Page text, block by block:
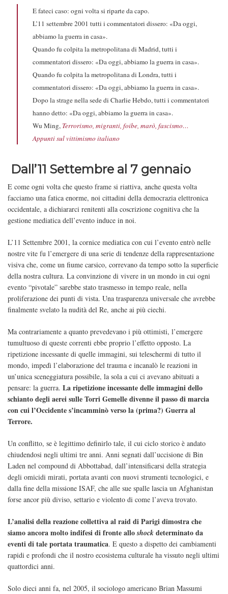
E fateci caso: ogni volta si riparte da capo.
L’11 settembre 2001 tutti i commentatori dissero: «Da oggi,
abbiamo la guerra in casa».
Quando fu colpita la metropolitana di Madrid, tutti i
commentatori dissero: «Da oggi, abbiamo la guerra in casa».
Quando fu colpita la metropolitana di Londra, tutti i
commentatori dissero: «Da oggi, abbiamo la guerra in casa».
Dopo la strage nella sede di Charlie Hebdo, tutti i commentatori
hanno detto: «Da oggi, abbiamo la guerra in casa».
Wu Ming, Terrorismo, migranti, foibe, marò, fascismo…
Appunti sul vittimismo italiano
Dall’11 Settembre al 7 gennaio
E come ogni volta che questo frame si riattiva, anche questa volta
facciamo una fatica enorme, noi cittadini della democrazia elettronica
occidentale, a dichiararci renitenti alla coscrizione cognitiva che la
gestione mediatica dell’evento induce in noi.
L’11 Settembre 2001, la cornice mediatica con cui l’evento entrò nelle
nostre vite fu l’emergere di una serie di tendenze della rappresentazione
visiva che, come un fiume carsico, correvano da tempo sotto la superficie
della nostra cultura. La convinzione di vivere in un mondo in cui ogni
evento “pivotale” sarebbe stato trasmesso in tempo reale, nella
proliferazione dei punti di vista. Una trasparenza universale che avrebbe
finalmente svelato la nudità del Re, anche ai più ciechi.
Ma contrariamente a quanto prevedevano i più ottimisti, l’emergere
tumultuoso di queste correnti ebbe proprio l’effetto opposto. La
ripetizione incessante di quelle immagini, sui teleschermi di tutto il
mondo, impedì l’elaborazione del trauma e incanalò le reazioni in
un’unica sceneggiatura possibile, la sola a cui ci avevano abituati a
pensare: la guerra. La ripetizione incessante delle immagini dello
schianto degli aerei sulle Torri Gemelle divenne il passo di marcia
con cui l’Occidente s’incamminò verso la (prima?) Guerra al
Terrore.
Un conflitto, se è legittimo definirlo tale, il cui ciclo storico è andato
chiudendosi negli ultimi tre anni. Anni segnati dall’uccisione di Bin
Laden nel compound di Abbottabad, dall’intensificarsi della strategia
degli omicidi mirati, portata avanti con nuovi strumenti tecnologici, e
dalla fine della missione ISAF, che alle sue spalle lascia un Afghanistan
forse ancor più diviso, settario e violento di come l’aveva trovato.
L’analisi della reazione collettiva al raid di Parigi dimostra che
siamo ancora molto indifesi di fronte alloshock determinato da
eventi di tale portata traumatica. E questo a dispetto dei cambiamenti
rapidi e profondi che il nostro ecosistema culturale ha vissuto negli ultimi
quattordici anni.
Solo dieci anni fa, nel 2005, il sociologo americano Brian Massumi